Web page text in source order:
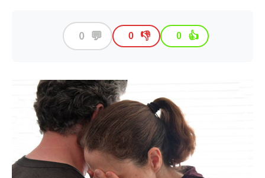
👍
0
👎
0
💬
0